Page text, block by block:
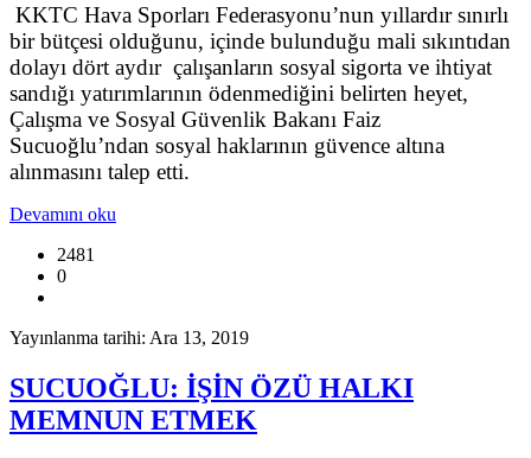
KKTC Hava Sporları Federasyonu’nun yıllardır sınırlı
bir bütçesi olduğunu, içinde bulunduğu mali sıkıntıdan
dolayı dört aydır çalışanların sosyal sigorta ve ihtiyat
sandığı yatırımlarının ödenmediğini belirten heyet,
Çalışma ve Sosyal Güvenlik Bakanı Faiz
Sucuoğlu’ndan sosyal haklarının güvence altına
alınmasını talep etti.
Devamını oku
2481
0
Yayınlanma tarihi: Ara 13, 2019
SUCUOĞLU: İŞİN ÖZÜ HALKI
MEMNUN ETMEK